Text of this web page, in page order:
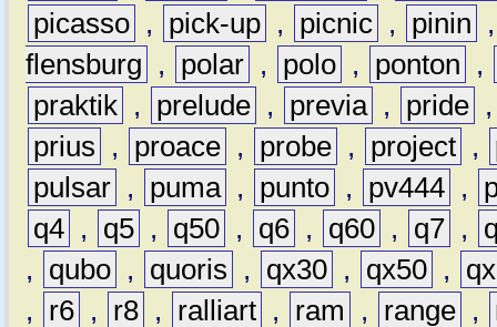
picasso , pick-up , picnic , pinin
flensburg
, polar , polo , ponton
,
praktik , prelude , previa , pride
prius
, proace , probe , project ,
pulsar , puma , punto , pv444 ,
q4 , q5 , q50 , q6 , q60 , q7 ,
,
qubo , quoris , qx30 , qx50 ,
,
r6 , r8 , ralliart , ram , range ,